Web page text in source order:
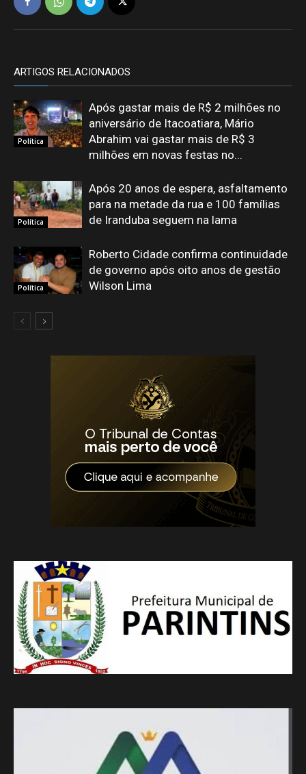
ARTIGOS RELACIONADOS
Política
Após gastar mais de R$ 2 milhões no
aniversário de Itacoatiara, Mário
Abrahim vai gastar mais de R$ 3
milhões em novas festas no...
Política
Após 20 anos de espera, asfaltamento
para na metade da rua e 100 famílias
de Iranduba seguem na lama
Política
Roberto Cidade confirma continuidade
de governo após oito anos de gestão
Wilson Lima